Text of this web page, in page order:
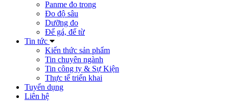
Panme đo trong
Đo độ sâu
Dưỡng đo
Đế gá, đế từ
Tin tức
Kiến thức sản phẩm
Tin chuyên ngành
Tin công ty & Sự Kiện
Thực tế triển khai
Tuyển dụng
Liên hệ